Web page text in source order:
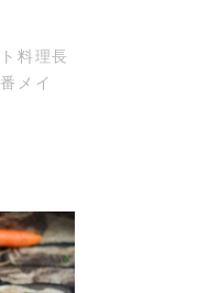
料理長
メイ